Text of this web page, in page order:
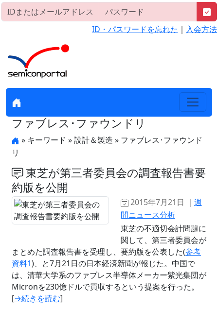
ID・パスワードを忘れた ｜ 入会方法
ファブレス･ファウンドリ
» キーワード » 設計＆製造 » ファブレス･ファウンド
リ
東芝が第三者委員会の調査報告書要
約版を公開
2015年7月21日 ｜ 週
間ニュース分析
東芝の不適切会計問題に
関して、第三者委員会が
まとめた調査報告書を受理し、要約版を公表した(参考
資料1)、と7月21日の日本経済新聞が報じた。中国で
は、清華大学系のファブレス半導体メーカー紫光集団が
Micronを230億ドルで買収するという提案を行った。
[→続きを読む]